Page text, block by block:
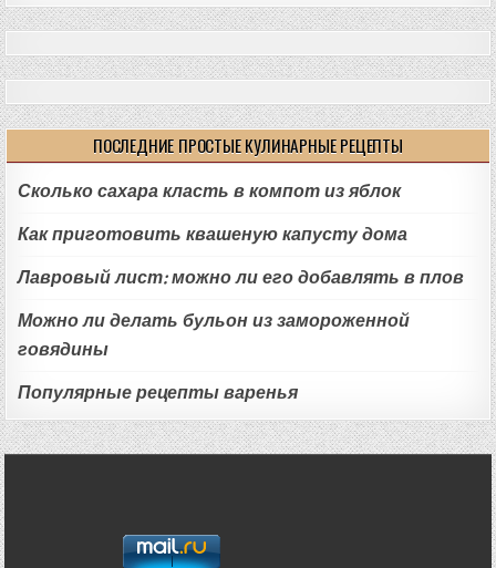
ПОСЛЕДНИЕ ПРОСТЫЕ КУЛИНАРНЫЕ РЕЦЕПТЫ
Сколько сахара класть в компот из яблок
Как приготовить квашеную капусту дома
Лавровый лист: можно ли его добавлять в плов
Можно ли делать бульон из замороженной
говядины
Популярные рецепты варенья